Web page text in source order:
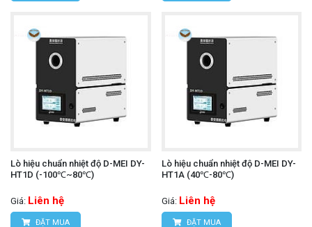
Lò hiệu chuẩn nhiệt độ D-MEI DY-
HT1D (-100℃~80℃)
Giá: Liên hệ
ĐẶT MUA
Lò hiệu chuẩn nhiệt độ D-MEI DY-
HT1A (40℃-80℃)
Giá: Liên hệ
ĐẶT MUA